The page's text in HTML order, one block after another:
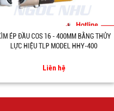
ÉP ĐẦU COS 16 - 400MM BẰNG THỦY
LỰC HIỆU TLP MODEL HHY-400
Liên hệ